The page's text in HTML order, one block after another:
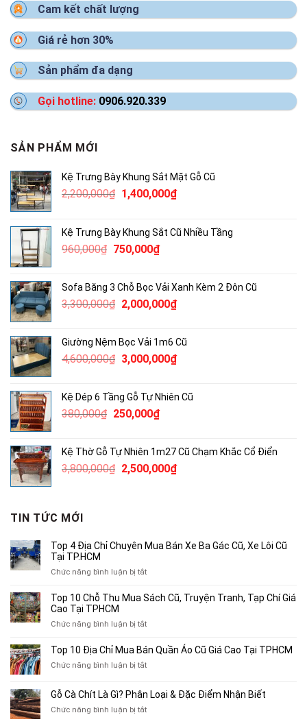
Cam kết chất lượng
Giá rẻ hơn 30%
Sản phẩm đa dạng
Gọi hotline: 0906.920.339
SẢN PHẨM MỚI
Kệ Trưng Bày Khung Sắt Mặt Gỗ Cũ
2,200,000₫ Giá
2,200,000₫.
1,400,000₫Giá
là:
Kệ Trưng Bày Khung Sắt Cũ Nhiều Tầng
960,000₫ Giá
960,000₫.
750,000₫Giá
là:
750,000₫.
Sofa Băng 3 Chỗ Bọc Vải Xanh Kèm 2 Đôn Cũ
3,300,000₫ Giá
3,300,000₫.
2,000,000₫Giá
là:
2,000,000₫.
Giường Nệm Bọc Vải 1m6 Cũ
4,600,000₫ Giá
4,600,000₫.
3,000,000₫Giá
là:
Kệ Dép 6 Tầng Gỗ Tự Nhiên Cũ
380,000₫ Giá
380,000₫.
250,000₫Giá
là:
250,000₫.
Kệ Thờ Gỗ Tự Nhiên 1m27 Cũ Chạm Khắc Cổ Điển
3,800,000₫ Giá
2,500,000₫Giá
TIN TỨC MỚI
Top 4 Địa Chỉ Chuyên Mua Bán Xe Ba Gác Cũ, Xe Lôi Cũ
Tại TP.HCM
Chức năng bình luận bị tắtở
4
Bán
Xe
Cũ,
Xe
Top 10 Chỗ Thu Mua Sách Cũ, Truyện Tranh, Tạp Chí Giá
Cao Tại TPHCM
Chức năng bình luận bị tắtở
10
Thu
Sách
Top 10 Địa Chỉ Mua Bán Quần Áo Cũ Giá Cao Tại TPHCM
Chức năng bình luận bị tắtở
Địa
Chỉ
Gỗ Cà Chít Là Gì? Phân Loại & Đặc Điểm Nhận Biết
Chức năng bình luận bị tắtở